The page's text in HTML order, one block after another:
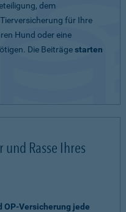
dem
für Ihre
Hund oder eine
Die Beiträgestarten
Rasse Ihres
OP-Versicherung jede